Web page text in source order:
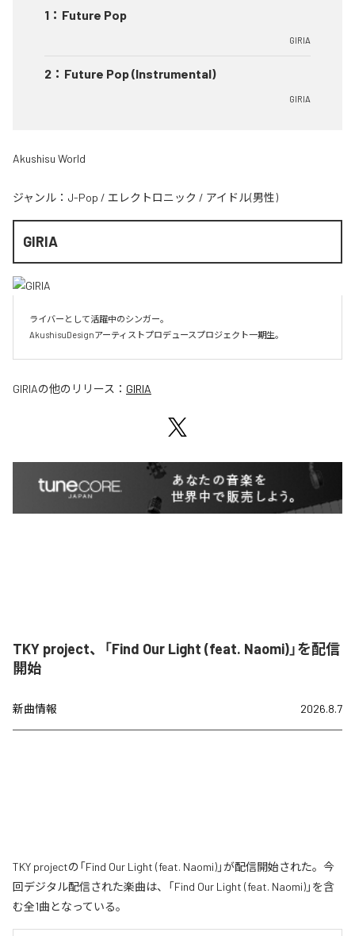
1 ： Future Pop
GIRIA
2 ： Future Pop (Instrumental)
GIRIA
Akushisu World
ジャンル： J-Pop / エレクトロニック / アイドル(男性)
GIRIA
ライバーとして活躍中のシンガー。
AkushisuDesignアーティストプロデュースプロジェクト一期生。
GIRIAの他のリリース： GIRIA
TKY project、「Find Our Light (feat. Naomi)」を配信
開始
新曲情報 2026.8.7
TKY projectの「Find Our Light (feat. Naomi)」が配信開始された。今
回デジタル配信された楽曲は、「Find Our Light (feat. Naomi)」を含
む全1曲となっている。